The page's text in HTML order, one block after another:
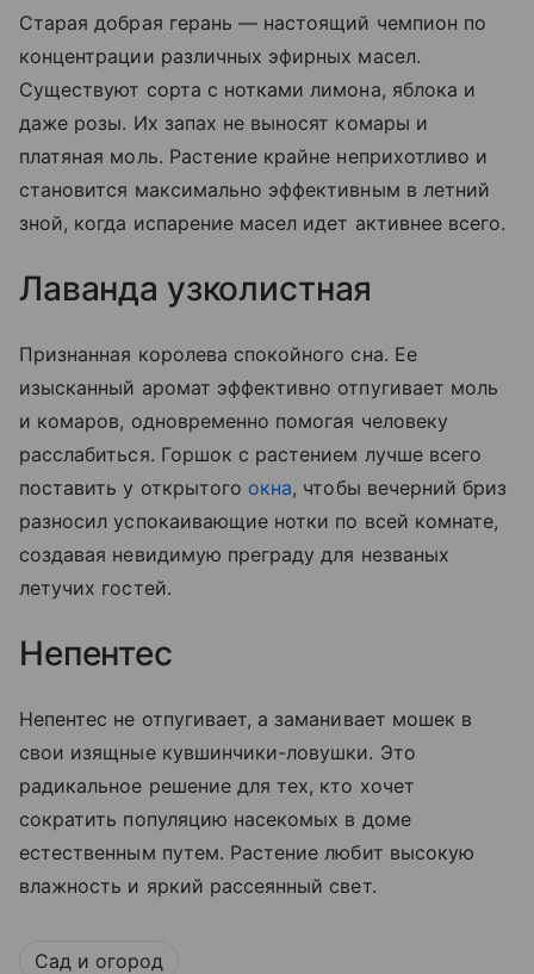
Старая добрая герань — настоящий чемпион по
концентрации различных эфирных масел.
Существуют сорта с нотками лимона, яблока и
даже розы. Их запах не выносят комары и
платяная моль. Растение крайне неприхотливо и
становится максимально эффективным в летний
зной, когда испарение масел идет активнее всего.
Лаванда узколистная
Признанная королева спокойного сна. Ее
изысканный аромат эффективно отпугивает моль
и комаров, одновременно помогая человеку
расслабиться. Горшок с растением лучше всего
поставить у открытого окна, чтобы вечерний бриз
разносил успокаивающие нотки по всей комнате,
создавая невидимую преграду для незваных
летучих гостей.
Непентес
Непентес не отпугивает, а заманивает мошек в
свои изящные кувшинчики-ловушки. Это
радикальное решение для тех, кто хочет
сократить популяцию насекомых в доме
естественным путем. Растение любит высокую
влажность и яркий рассеянный свет.
Сад и огород